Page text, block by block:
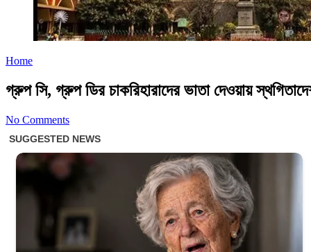
Home
গ্রুপ সি, গ্রুপ ডির চাকরিহারাদের ভাতা দেওয়ায়
No Comments